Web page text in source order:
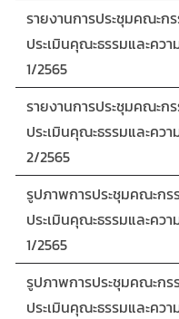
รายงานการประชุมคณะก
ประเมินคุณะธรรมและควา
1/2565
รายงานการประชุมคณะก
ประเมินคุณะธรรมและควา
2/2565
รูปภาพการประชุมคณะกร
ประเมินคุณะธรรมและควา
1/2565
รูปภาพการประชุมคณะกร
ประเมินคุณะธรรมและควา